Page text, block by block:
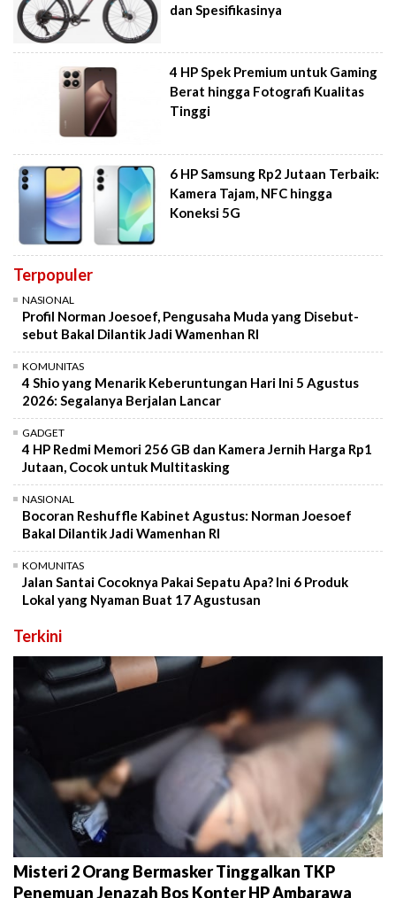
dan Spesifikasinya
4 HP Spek Premium untuk Gaming
Berat hingga Fotografi Kualitas
Tinggi
6 HP Samsung Rp2 Jutaan Terbaik:
Kamera Tajam, NFC hingga
Koneksi 5G
Terpopuler
NASIONAL
Profil Norman Joesoef, Pengusaha Muda yang Disebut-
sebut Bakal Dilantik Jadi Wamenhan RI
KOMUNITAS
4 Shio yang Menarik Keberuntungan Hari Ini 5 Agustus
2026: Segalanya Berjalan Lancar
GADGET
4 HP Redmi Memori 256 GB dan Kamera Jernih Harga Rp1
Jutaan, Cocok untuk Multitasking
NASIONAL
Bocoran Reshuffle Kabinet Agustus: Norman Joesoef
Bakal Dilantik Jadi Wamenhan RI
KOMUNITAS
Jalan Santai Cocoknya Pakai Sepatu Apa? Ini 6 Produk
Lokal yang Nyaman Buat 17 Agustusan
Terkini
Misteri 2 Orang Bermasker Tinggalkan TKP
Penemuan Jenazah Bos Konter HP Ambarawa